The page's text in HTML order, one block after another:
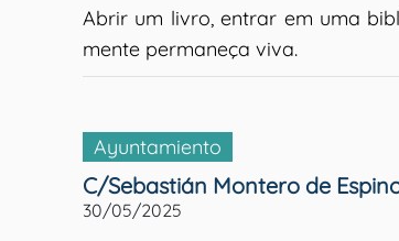
Abrir um livro, entrar em uma
mente permaneça viva.
Ayuntamiento
C/Sebastián Montero de
30/05/2025